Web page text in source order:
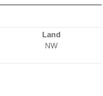
Land
NW